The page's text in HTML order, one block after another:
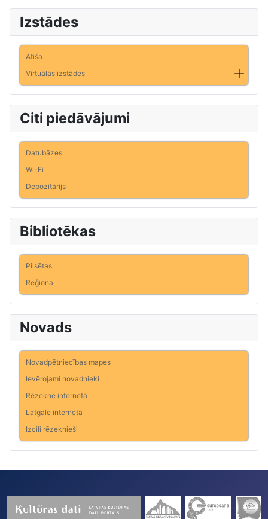
Izstādes
Afiša
Virtuālās izstādes
Citi piedāvājumi
Datubāzes
Wi-Fi
Depozitārijs
Bibliotēkas
Pilsētas
Reģiona
Novads
Novadpētniecības mapes
Ievērojami novadnieki
Rēzekne internetā
Latgale internetā
Izcili rēzeknieši